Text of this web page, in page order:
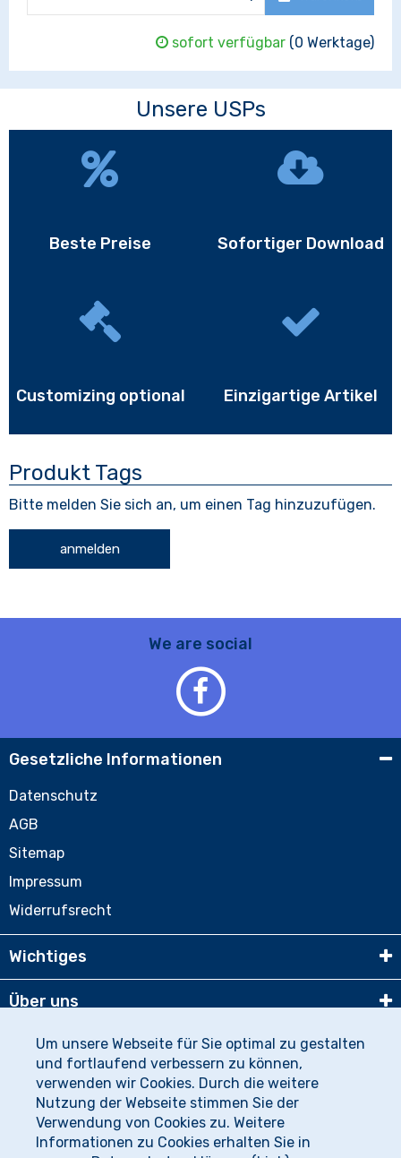
sofort verfügbar (0 Werktage)
Unsere USPs
Beste Preise Sofortiger Download
Customizing optional Einzigartige Artikel
Produkt Tags
Bitte melden Sie sich an, um einen Tag hinzuzufügen.
anmelden
We are social
Gesetzliche Informationen
Datenschutz
AGB
Sitemap
Impressum
Widerrufsrecht
Wichtiges
Über uns
Partner
Bezahlung
© runsIT.de 2020
Um unsere Webseite für Sie optimal zu gestalten
und fortlaufend verbessern zu können,
verwenden wir Cookies. Durch die weitere
Nutzung der Webseite stimmen Sie der
Verwendung von Cookies zu. Weitere
Informationen zu Cookies erhalten Sie in